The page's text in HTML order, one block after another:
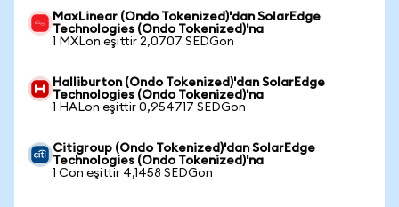
MaxLinear (Ondo Tokenized)'dan SolarEdge
Technologies (Ondo Tokenized)'na
1 MXLon eşittir 2,0707 SEDGon
Halliburton (Ondo Tokenized)'dan SolarEdge
Technologies (Ondo Tokenized)'na
1 HALon eşittir 0,954717 SEDGon
Citigroup (Ondo Tokenized)'dan SolarEdge
Technologies (Ondo Tokenized)'na
1 Con eşittir 4,1458 SEDGon